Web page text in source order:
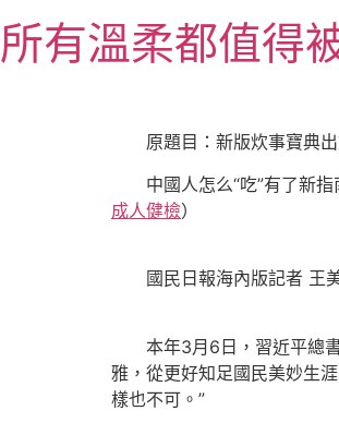
至
主所有溫柔都值得
原題目：新版炊事寶典出
中國人怎么“吃”有了新指
成人健檢）
國民日報海內版記者 王
本年3月6日，習近平總書
雅，從更好知足國民美妙生
樣也不可。”